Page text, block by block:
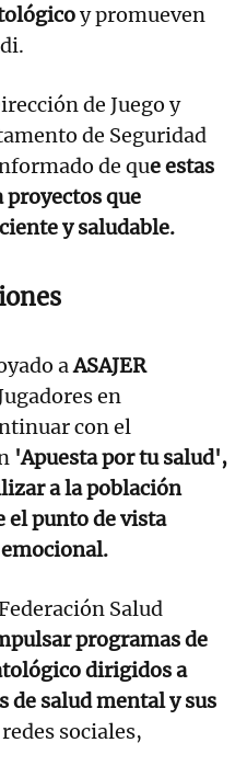
y promueven
de Juego y
de Seguridad
de que estas
proyectos que
y saludable.
aASAJER
en
con el
'Apuesta por tu salud',
a la población
el punto de vista
Salud
programas de
dirigidos a
de salud mental y sus
sociales,